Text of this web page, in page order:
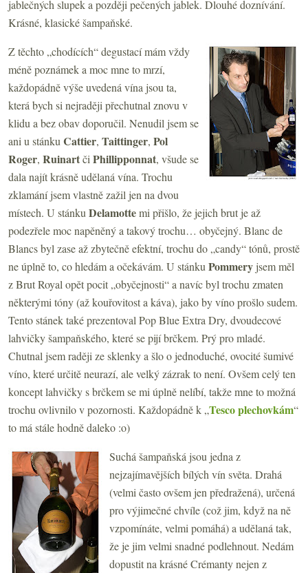
jablečných slupek a později pečených jablek. Dlouhé doznívání.
Krásné, klasické šampaňské.
Z těchto „chodících“ degustací mám vždy
méně poznámek a moc mne to mrzí,
každopádně výše uvedená vína jsou ta,
která bych si nejraději přechutnal znovu v
klidu a bez obav doporučil. Nenudil jsem se
ani u stánku Cattier, Taittinger, Pol
Roger, Ruinartči Phillipponnat, všude se
dala najít krásně udělaná vína. Trochu
zklamání jsem vlastně zažil jen na dvou
místech. U stánku Delamottemi přišlo, že jejich brut je až
podezřele moc napěněný a takový trochu… obyčejný. Blanc de
Blancs byl zase až zbytečně efektní, trochu do „candy“ tónů, prostě
ne úplně to, co hledám a očekávám. U stánku Pommery jsem měl
z Brut Royal opět pocit „obyčejnosti“ a navíc byl trochu zmaten
některými tóny (až kouřovitost a káva), jako by víno prošlo sudem.
Tento stánek také prezentoval Pop Blue Extra Dry, dvoudecové
lahvičky šampaňského, které se pijí brčkem. Prý pro mladé.
Chutnal jsem raději ze sklenky a šlo o jednoduché, ovocité šumivé
víno, které určitě neurazí, ale velký zázrak to není. Ovšem celý ten
koncept lahvičky s brčkem se mi úplně nelíbí, takže mne to možná
trochu ovlivnilo v pozornosti. Každopádně k „Tesco plechovkám“
to má stále hodně daleko :o)
Suchá šampaňská jsou jedna z
nejzajímavějších bílých vín světa. Drahá
(velmi často ovšem jen předražená), určená
pro výjimečné chvíle (což jim, když na ně
vzpomínáte, velmi pomáhá) a udělaná tak,
že je jim velmi snadné podlehnout. Nedám
dopustit na krásné Crémanty nejen z